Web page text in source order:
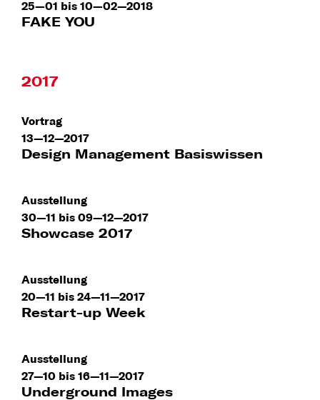
25—01 bis 10—02—2018
FAKE YOU
2017
Vortrag
13—12—2017
Design Management Basiswissen
Ausstellung
30—11 bis 09—12—2017
Showcase 2017
Ausstellung
20—11 bis 24—11—2017
Restart-up Week
Ausstellung
27—10 bis 16—11—2017
Underground Images